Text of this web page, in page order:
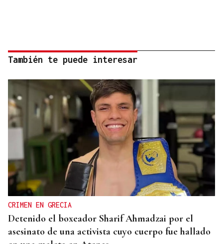
También te puede interesar
CRIMEN EN GRECIA
Detenido el boxeador Sharif Ahmadzai por el
asesinato de una activista cuyo cuerpo fue hallado